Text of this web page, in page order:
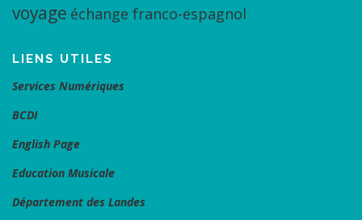
voyage échange franco-espagnol
LIENS UTILES
Services Numériques
BCDI
English Page
Education Musicale
Département des Landes